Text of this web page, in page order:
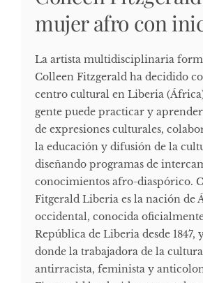
mujer afro con
La artista multidisciplinaria
Colleen Fitzgerald ha decidido
centro cultural en Liberia
gente puede practicar y
de expresiones culturales,
la educación y difusión de la
diseñando programas de
conocimientos afro-diaspórico.
Fitgerald Liberia es la nación de
occidental, conocida
República de Liberia desde 1847,
donde la trabajadora de la
antirracista, feminista y